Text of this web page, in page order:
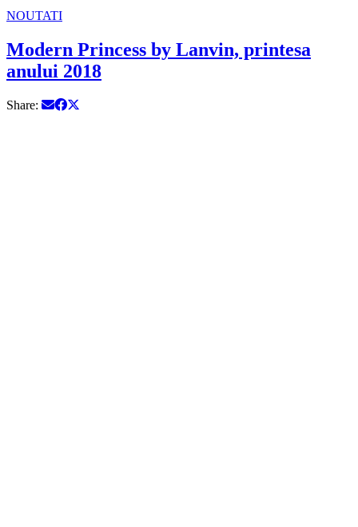
NOUTATI
Modern Princess by Lanvin, printesa
anului 2018
Share: